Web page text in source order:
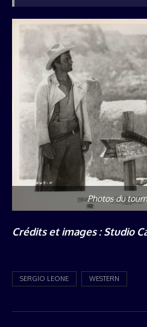
Photos du
Crédits et images : Studio
SERGIO LEONE WESTERN